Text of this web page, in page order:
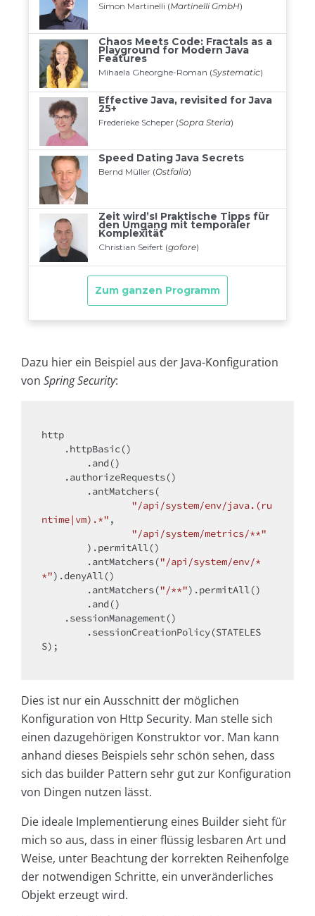
Dazu hier ein Beispiel aus der Java-Konfiguration
von Spring Security:
http
"/api/system/env/java.(ru
ntime|vm).*" ,
"/api/system/metrics/**"
        .antMatchers(
"/api/system/env/*
*").denyAll()
        .antMatchers(
"/**").permitAll()
S);
Dies ist nur ein Ausschnitt der möglichen
Konfiguration von Http Security. Man stelle sich
einen dazugehörigen Konstruktor vor. Man kann
anhand dieses Beispiels sehr schön sehen, dass
sich das builder Pattern sehr gut zur Konfiguration
von Dingen nutzen lässt.
Die ideale Implementierung eines Builder sieht für
mich so aus, dass in einer flüssig lesbaren Art und
Weise, unter Beachtung der korrekten Reihenfolge
der notwendigen Schritte, ein unveränderliches
Objekt erzeugt wird.